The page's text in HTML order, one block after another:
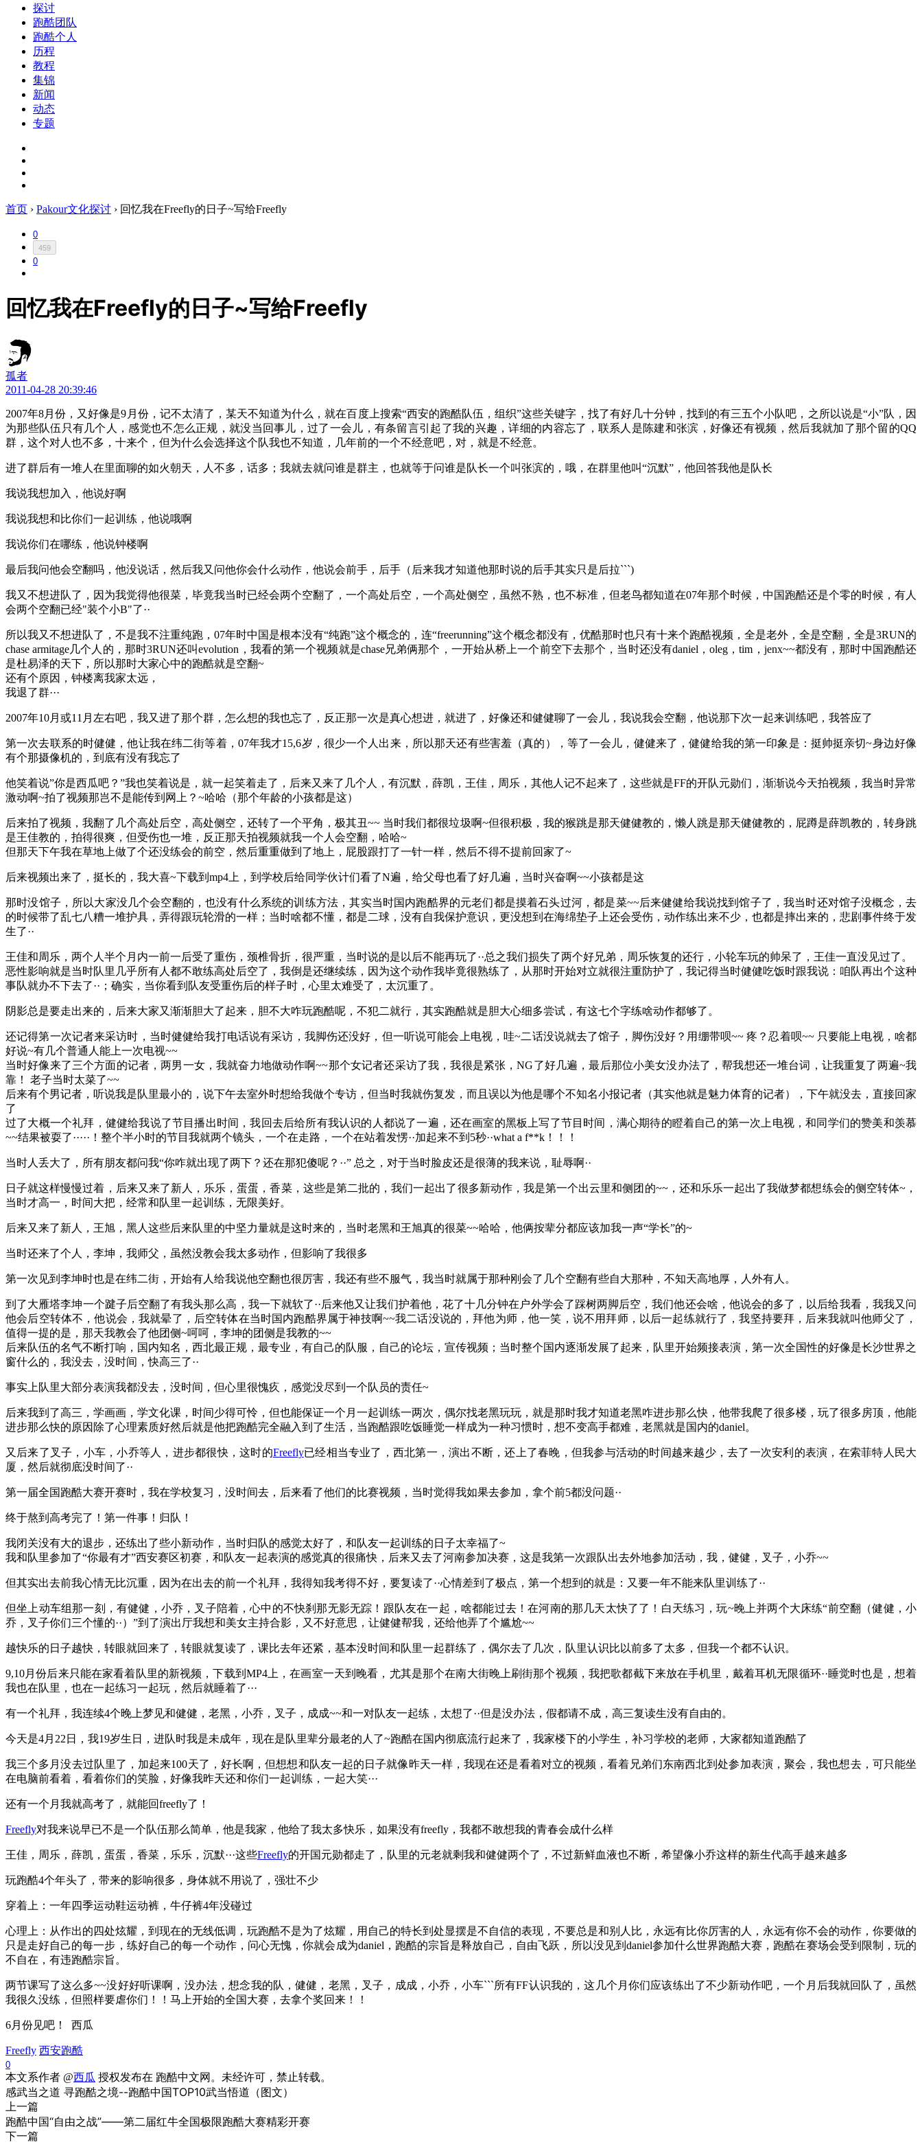
探讨
跑酷团队
跑酷个人
历程
教程
集锦
新闻
动态
专题
首页 › Pakour文化探讨 › 回忆我在Freefly的日子~写给Freefly
0
459
0
回忆我在Freefly的日子~写给Freefly
孤者
2011-04-28 20:39:46
2007年8月份，又好像是9月份，记不太清了，某天不知道为什么，就在百度上搜索“西安的跑酷队伍，组织”这些关键字，找了有好几十分钟，找到的有三五个小队吧，之所以说是“小”队，因
为那些队伍只有几个人，感觉也不怎么正规，就没当回事儿，过了一会儿，有条留言引起了我的兴趣，详细的内容忘了，联系人是陈建和张滨，好像还有视频，然后我就加了那个留的QQ
群，这个对人也不多，十来个，但为什么会选择这个队我也不知道，几年前的一个不经意吧，对，就是不经意。
进了群后有一堆人在里面聊的如火朝天，人不多，话多；我就去就问谁是群主，也就等于问谁是队长一个叫张滨的，哦，在群里他叫“沉默”，他回答我他是队长
我说我想加入，他说好啊
我说我想和比你们一起训练，他说哦啊
我说你们在哪练，他说钟楼啊
最后我问他会空翻吗，他没说话，然后我又问他你会什么动作，他说会前手，后手（后来我才知道他那时说的后手其实只是后拉```)
我又不想进队了，因为我觉得他很菜，毕竟我当时已经会两个空翻了，一个高处后空，一个高处侧空，虽然不熟，也不标准，但老鸟都知道在07年那个时候，中国跑酷还是个零的时候，有人
会两个空翻已经"装个小B"了··
所以我又不想进队了，不是我不注重纯跑，07年时中国是根本没有“纯跑”这个概念的，连“freerunning”这个概念都没有，优酷那时也只有十来个跑酷视频，全是老外，全是空翻，全是3RUN的
chase armitage几个人的，那时3RUN还叫evolution，我看的第一个视频就是chase兄弟俩那个，一开始从桥上一个前空下去那个，当时还没有daniel，oleg，tim，jenx~~都没有，那时中国跑酷还
是杜易泽的天下，所以那时大家心中的跑酷就是空翻~
还有个原因，钟楼离我家太远，
我退了群···
2007年10月或11月左右吧，我又进了那个群，怎么想的我也忘了，反正那一次是真心想进，就进了，好像还和健健聊了一会儿，我说我会空翻，他说那下次一起来训练吧，我答应了
第一次去联系的时健健，他让我在纬二街等着，07年我才15,6岁，很少一个人出来，所以那天还有些害羞（真的），等了一会儿，健健来了，健健给我的第一印象是：挺帅挺亲切~身边好像
有个那摄像机的，到底有没有我忘了
他笑着说”你是西瓜吧？”我也笑着说是，就一起笑着走了，后来又来了几个人，有沉默，薛凯，王佳，周乐，其他人记不起来了，这些就是FF的开队元勋们，渐渐说今天拍视频，我当时异常
激动啊~拍了视频那岂不是能传到网上？~哈哈（那个年龄的小孩都是这）
后来拍了视频，我翻了几个高处后空，高处侧空，还转了一个平角，极其丑~~ 当时我们都很垃圾啊~但很积极，我的猴跳是那天健健教的，懒人跳是那天健健教的，屁蹲是薛凯教的，转身跳
是王佳教的，拍得很爽，但受伤也一堆，反正那天拍视频就我一个人会空翻，哈哈~
但那天下午我在草地上做了个还没练会的前空，然后重重做到了地上，屁股跟打了一针一样，然后不得不提前回家了~
后来视频出来了，挺长的，我大喜~下载到mp4上，到学校后给同学伙计们看了N遍，给父母也看了好几遍，当时兴奋啊~~小孩都是这
那时没馆子，所以大家没几个会空翻的，也没有什么系统的训练方法，其实当时国内跑酷界的元老们都是摸着石头过河，都是菜~~后来健健给我说找到馆子了，我当时还对馆子没概念，去
的时候带了乱七八糟一堆护具，弄得跟玩轮滑的一样；当时啥都不懂，都是二球，没有自我保护意识，更没想到在海绵垫子上还会受伤，动作练出来不少，也都是摔出来的，悲剧事件终于发
生了··
王佳和周乐，两个人半个月内一前一后受了重伤，颈椎骨折，很严重，当时说的是以后不能再玩了··总之我们损失了两个好兄弟，周乐恢复的还行，小轮车玩的帅呆了，王佳一直没见过了。
恶性影响就是当时队里几乎所有人都不敢练高处后空了，我倒是还继续练，因为这个动作我毕竟很熟练了，从那时开始对立就很注重防护了，我记得当时健健吃饭时跟我说：咱队再出个这种
事队就办不下去了··；确实，当你看到队友受重伤后的样子时，心里太难受了，太沉重了。
阴影总是要走出来的，后来大家又渐渐胆大了起来，胆不大咋玩跑酷呢，不犯二就行，其实跑酷就是胆大心细多尝试，有这七个字练啥动作都够了。
还记得第一次记者来采访时，当时健健给我打电话说有采访，我脚伤还没好，但一听说可能会上电视，哇~二话没说就去了馆子，脚伤没好？用绷带呗~~ 疼？忍着呗~~ 只要能上电视，啥都
好说~有几个普通人能上一次电视~~
当时好像来了三个方面的记者，两男一女，我就奋力地做动作啊~~那个女记者还采访了我，我很是紧张，NG了好几遍，最后那位小美女没办法了，帮我想还一堆台词，让我重复了两遍~我
靠！ 老子当时太菜了~~
后来有个男记者，听说我是队里最小的，说下午去室外时想给我做个专访，但当时我就伤复发，而且误以为他是哪个不知名小报记者（其实他就是魅力体育的记者），下午就没去，直接回家
了
过了大概一个礼拜，健健给我说了节目播出时间，我回去后给所有我认识的人都说了一遍，还在画室的黑板上写了节目时间，满心期待的瞪着自己的第一次上电视，和同学们的赞美和羡慕
~~结果被耍了·····！整个半小时的节目我就两个镜头，一个在走路，一个在站着发愣··加起来不到5秒··what a f**k！！！
当时人丢大了，所有朋友都问我“你咋就出现了两下？还在那犯傻呢？··” 总之，对于当时脸皮还是很薄的我来说，耻辱啊··
日子就这样慢慢过着，后来又来了新人，乐乐，蛋蛋，香菜，这些是第二批的，我们一起出了很多新动作，我是第一个出云里和侧团的~~，还和乐乐一起出了我做梦都想练会的侧空转体~，
当时才高一，时间大把，经常和队里一起训练，无限美好。
后来又来了新人，王旭，黑人这些后来队里的中坚力量就是这时来的，当时老黑和王旭真的很菜~~哈哈，他俩按辈分都应该加我一声“学长”的~
当时还来了个人，李坤，我师父，虽然没教会我太多动作，但影响了我很多
第一次见到李坤时也是在纬二街，开始有人给我说他空翻也很厉害，我还有些不服气，我当时就属于那种刚会了几个空翻有些自大那种，不知天高地厚，人外有人。
到了大雁塔李坤一个踺子后空翻了有我头那么高，我一下就软了··后来他又让我们护着他，花了十几分钟在户外学会了踩树两脚后空，我们他还会啥，他说会的多了，以后给我看，我我又问
他会后空转体不，他说会，我就晕了，后空转体在当时国内跑酷界属于神技啊~~我二话没说的，拜他为师，他一笑，说不用拜师，以后一起练就行了，我坚持要拜，后来我就叫他师父了，
值得一提的是，那天我教会了他团侧~呵呵，李坤的团侧是我教的~~
后来队伍的名气不断打响，国内知名，西北最正规，最专业，有自己的队服，自己的论坛，宣传视频；当时整个国内逐渐发展了起来，队里开始频接表演，第一次全国性的好像是长沙世界之
窗什么的，我没去，没时间，快高三了··
事实上队里大部分表演我都没去，没时间，但心里很愧疚，感觉没尽到一个队员的责任~
后来我到了高三，学画画，学文化课，时间少得可怜，但也能保证一个月一起训练一两次，偶尔找老黑玩玩，就是那时我才知道老黑咋进步那么快，他带我爬了很多楼，玩了很多房顶，他能
进步那么快的原因除了心理素质好然后就是他把跑酷完全融入到了生活，当跑酷跟吃饭睡觉一样成为一种习惯时，想不变高手都难，老黑就是国内的daniel。
又后来了叉子，小车，小乔等人，进步都很快，这时的Freefly已经相当专业了，西北第一，演出不断，还上了春晚，但我参与活动的时间越来越少，去了一次安利的表演，在索菲特人民大
厦，然后就彻底没时间了··
第一届全国跑酷大赛开赛时，我在学校复习，没时间去，后来看了他们的比赛视频，当时觉得我如果去参加，拿个前5都没问题··
终于熬到高考完了！第一件事！归队！
我闭关没有大的退步，还练出了些小新动作，当时归队的感觉太好了，和队友一起训练的日子太幸福了~
我和队里参加了“你最有才”西安赛区初赛，和队友一起表演的感觉真的很痛快，后来又去了河南参加决赛，这是我第一次跟队出去外地参加活动，我，健健，叉子，小乔~~
但其实出去前我心情无比沉重，因为在出去的前一个礼拜，我得知我考得不好，要复读了··心情差到了极点，第一个想到的就是：又要一年不能来队里训练了··
但坐上动车组那一刻，有健健，小乔，叉子陪着，心中的不快刹那无影无踪！跟队友在一起，啥都能过去！在河南的那几天太快了了！白天练习，玩~晚上并两个大床练“前空翻（健健，小
乔，叉子你们三个懂的··）”到了演出厅我想和美女主持合影，又不好意思，让健健帮我，还给他弄了个尴尬~~
越快乐的日子越快，转眼就回来了，转眼就复读了，课比去年还紧，基本没时间和队里一起群练了，偶尔去了几次，队里认识比以前多了太多，但我一个都不认识。
9,10月份后来只能在家看着队里的新视频，下载到MP4上，在画室一天到晚看，尤其是那个在南大街晚上刷街那个视频，我把歌都截下来放在手机里，戴着耳机无限循环··睡觉时也是，想着
我也在队里，也在一起练习一起玩，然后就睡着了···
有一个礼拜，我连续4个晚上梦见和健健，老黑，小乔，叉子，成成~~和一对队友一起练，太想了··但是没办法，假都请不成，高三复读生没有自由的。
今天是4月22日，我19岁生日，进队时我是未成年，现在是队里辈分最老的人了~跑酷在国内彻底流行起来了，我家楼下的小学生，补习学校的老师，大家都知道跑酷了
我三个多月没去过队里了，加起来100天了，好长啊，但想想和队友一起的日子就像昨天一样，我现在还是看着对立的视频，看着兄弟们东南西北到处参加表演，聚会，我也想去，可只能坐
在电脑前看着，看着你们的笑脸，好像我昨天还和你们一起训练，一起大笑···
还有一个月我就高考了，就能回freefly了！
Freefly对我来说早已不是一个队伍那么简单，他是我家，他给了我太多快乐，如果没有freefly，我都不敢想我的青春会成什么样
王佳，周乐，薛凯，蛋蛋，香菜，乐乐，沉默···这些Freefly的开国元勋都走了，队里的元老就剩我和健健两个了，不过新鲜血液也不断，希望像小乔这样的新生代高手越来越多
玩跑酷4个年头了，带来的影响很多，身体就不用说了，强壮不少
穿着上：一年四季运动鞋运动裤，牛仔裤4年没碰过
心理上：从作出的四处炫耀，到现在的无线低调，玩跑酷不是为了炫耀，用自己的特长到处显摆是不自信的表现，不要总是和别人比，永远有比你厉害的人，永远有你不会的动作，你要做的
只是走好自己的每一步，练好自己的每一个动作，问心无愧，你就会成为daniel，跑酷的宗旨是释放自己，自由飞跃，所以没见到daniel参加什么世界跑酷大赛，跑酷在赛场会受到限制，玩的
不自在，有违跑酷宗旨。
两节课写了这么多~~没好好听课啊，没办法，想念我的队，健健，老黑，叉子，成成，小乔，小车```所有FF认识我的，这几个月你们应该练出了不少新动作吧，一个月后我就回队了，虽然
我很久没练，但照样要虐你们！！马上开始的全国大赛，去拿个奖回来！！
6月份见吧！ 西瓜
Freefly 西安跑酷
0
本文系作者 @西瓜 授权发布在 跑酷中文网。未经许可，禁止转载。
感武当之道 寻跑酷之境--跑酷中国TOP10武当悟道（图文）
上一篇
跑酷中国“自由之战”——第二届红牛全国极限跑酷大赛精彩开赛
下一篇